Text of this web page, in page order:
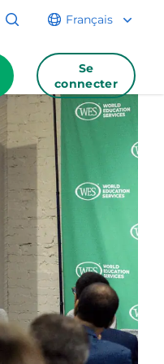
Français
Se
connecter